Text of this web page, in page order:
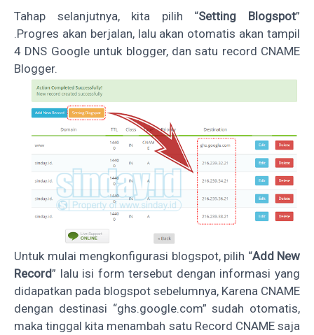
Tahap selanjutnya, kita pilih “Setting Blogspot”
.Progres akan berjalan, lalu akan otomatis akan tampil
4 DNS Google untuk blogger, dan satu record CNAME
Blogger.
Untuk mulai mengkonfigurasi blogspot, pilih “Add New
Record” lalu isi form tersebut dengan informasi yang
didapatkan pada blogspot sebelumnya, Karena CNAME
dengan destinasi “ghs.google.com” sudah otomatis,
maka tinggal kita menambah satu Record CNAME saja